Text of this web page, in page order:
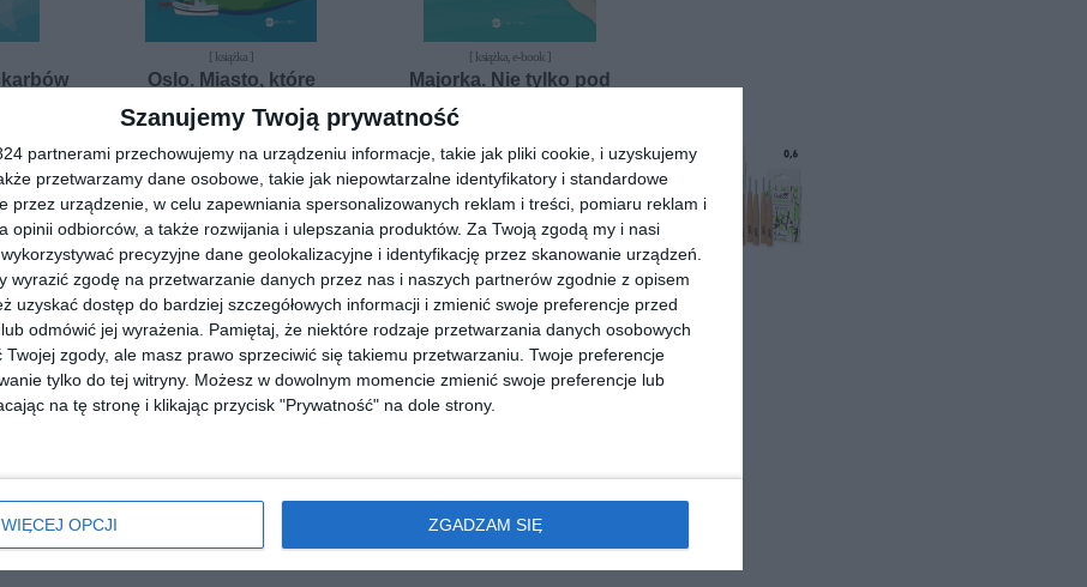
Szanujemy Twoją prywatność
partnerami przechowujemy na urządzeniu informacje, takie jak pliki cookie, i uzyskujemy
przetwarzamy dane osobowe, takie jak niepowtarzalne identyfikatory i standardowe
przez urządzenie, w celu zapewniania spersonalizowanych reklam i treści, pomiaru reklam i
opinii odbiorców, a także rozwijania i ulepszania produktów. Za Twoją zgodą my i nasi
precyzyjne dane geolokalizacyjne i identyfikację przez skanowanie urządzeń.
wyrazić zgodę na przetwarzanie danych przez nas i naszych partnerów zgodnie z opisem
uzyskać dostęp do bardziej szczegółowych informacji i zmienić swoje preferencje przed
odmówić jej wyrażenia.
Pamiętaj, że niektóre rodzaje przetwarzania danych osobowych
Twojej zgody, ale masz prawo sprzeciwić się takiemu przetwarzaniu. Twoje preferencje
tylko do tej witryny. Możesz w dowolnym momencie zmienić swoje preferencje lub
na tę stronę i klikając przycisk "Prywatność" na dole strony.
WIĘCEJ OPCJI ZGADZAM SIĘ
[ książka ]
Oslo. Miasto, które
Marta Hopfer-Gilles
[ książka, e-book ]
Majorka. Nie tylko pod
Anna Klara Majewska
sie powodzi
Weronika Wawrzkowicz-Nasternak, Marta
Stacewicz-Paixao